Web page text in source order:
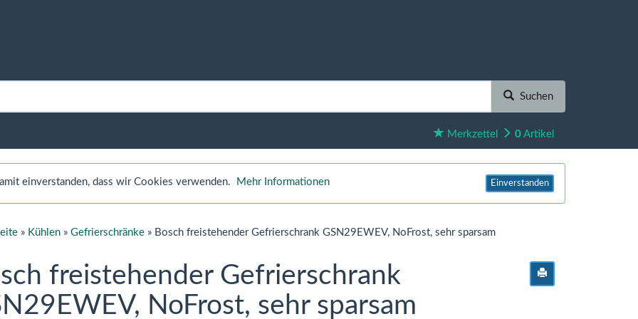
Suchen
Merkzettel 0 Artikel
einverstanden, dass wir Cookies verwenden. Mehr Informationen Einverstanden
» Kühlen » Gefrierschränke » Bosch freistehender Gefrierschrank GSN29EWEV, NoFrost, sehr sparsam
freistehender Gefrierschrank
NoFrost, sehr sparsam